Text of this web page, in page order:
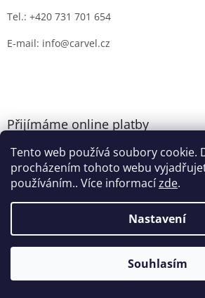
Tento web používá soubory cookie.
procházením tohoto webu
používáním.. Více informacízde.
Nastavení
Souhlasím
Tel.: +420 731 701 654
E-mail: info@carvel.cz
Přijímáme online platby
Vytvořil Shoptet
CARVEL.CZ. Všechna